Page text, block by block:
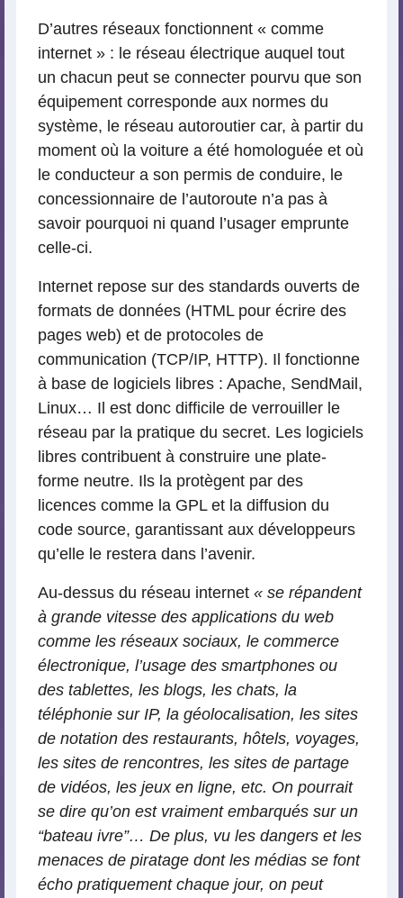
D’autres réseaux fonctionnent « comme
internet » : le réseau électrique auquel tout
un chacun peut se connecter pourvu que son
équipement corresponde aux normes du
système, le réseau autoroutier car, à partir du
moment où la voiture a été homologuée et où
le conducteur a son permis de conduire, le
concessionnaire de l’autoroute n’a pas à
savoir pourquoi ni quand l’usager emprunte
celle-ci.
Internet repose sur des standards ouverts de
formats de données (HTML pour écrire des
pages web) et de protocoles de
communication (TCP/IP, HTTP). Il fonctionne
à base de logiciels libres : Apache, SendMail,
Linux… Il est donc difficile de verrouiller le
réseau par la pratique du secret. Les logiciels
libres contribuent à construire une plate-
forme neutre. Ils la protègent par des
licences comme la GPL et la diffusion du
code source, garantissant aux développeurs
qu’elle le restera dans l’avenir.
Au-dessus du réseau internet « se répandent
à grande vitesse des applications du web
comme les réseaux sociaux, le commerce
électronique, l’usage des smartphones ou
des tablettes, les blogs, les chats, la
téléphonie sur IP, la géolocalisation, les sites
de notation des restaurants, hôtels, voyages,
les sites de rencontres, les sites de partage
de vidéos, les jeux en ligne, etc. On pourrait
se dire qu’on est vraiment embarqués sur un
“bateau ivre”… De plus, vu les dangers et les
menaces de piratage dont les médias se font
écho pratiquement chaque jour, on peut